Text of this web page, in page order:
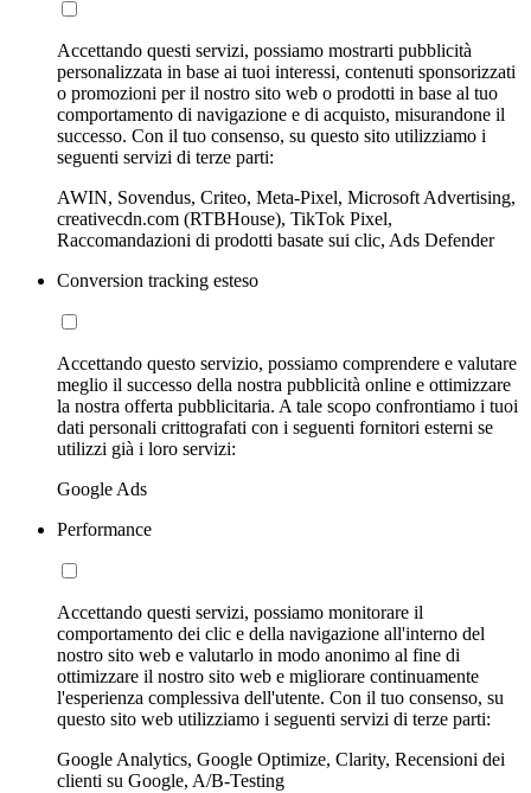
Accettando questi servizi, possiamo mostrarti pubblicità
personalizzata in base ai tuoi interessi, contenuti sponsorizzati
o promozioni per il nostro sito web o prodotti in base al tuo
comportamento di navigazione e di acquisto, misurandone il
successo. Con il tuo consenso, su questo sito utilizziamo i
seguenti servizi di terze parti:
AWIN, Sovendus, Criteo, Meta-Pixel, Microsoft Advertising,
creativecdn.com (RTBHouse), TikTok Pixel,
Raccomandazioni di prodotti basate sui clic, Ads Defender
Conversion tracking esteso
Accettando questo servizio, possiamo comprendere e valutare
meglio il successo della nostra pubblicità online e ottimizzare
la nostra offerta pubblicitaria. A tale scopo confrontiamo i tuoi
dati personali crittografati con i seguenti fornitori esterni se
utilizzi già i loro servizi:
Google Ads
Performance
Accettando questi servizi, possiamo monitorare il
comportamento dei clic e della navigazione all'interno del
nostro sito web e valutarlo in modo anonimo al fine di
ottimizzare il nostro sito web e migliorare continuamente
l'esperienza complessiva dell'utente. Con il tuo consenso, su
questo sito web utilizziamo i seguenti servizi di terze parti:
Google Analytics, Google Optimize, Clarity, Recensioni dei
clienti su Google, A/B-Testing